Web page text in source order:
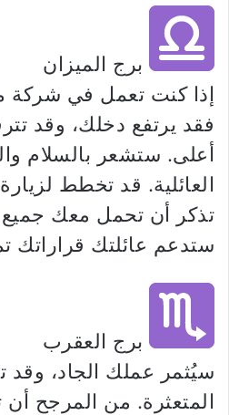
برج الميزان
إذا كنت تعمل في شركة
فقد يرتفع دخلك، وقد
أعلى. ستشعر بالسلام
العائلية. قد تخطط
تذكر أن تحمل معك
ستدعم عائلتك قراراتك
برج العقرب
سيُثمر عملك الجاد،
المتعثرة. من المرجح أن